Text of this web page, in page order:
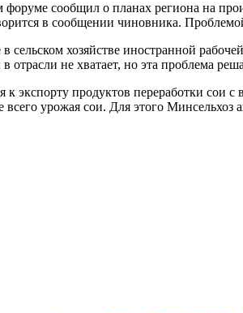
сообщил о планах региона на
в сообщении чиновника.
сельском хозяйстве иностранной
не хватает, но эта проблема
к экспорту продуктов переработки
всего урожая сои. Для этого